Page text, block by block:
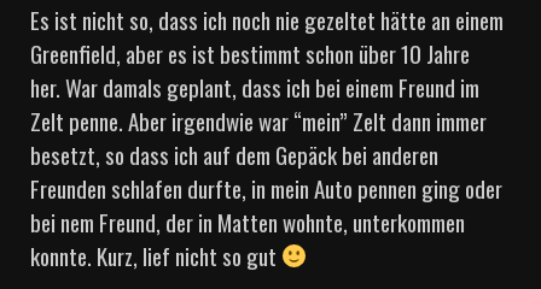
Es ist nicht so, dass ich noch nie gezeltet hätte an einem
Greenfield, aber es ist bestimmt schon über 10 Jahre
her. War damals geplant, dass ich bei einem Freund im
Zelt penne. Aber irgendwie war “mein” Zelt dann immer
besetzt, so dass ich auf dem Gepäck bei anderen
Freunden schlafen durfte, in mein Auto pennen ging oder
bei nem Freund, der in Matten wohnte, unterkommen
konnte. Kurz, lief nicht so gut